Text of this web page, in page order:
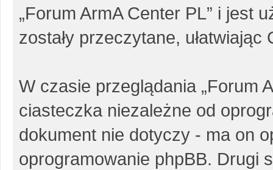
„Forum ArmA Center PL” i jest
zostały przeczytane,
W czasie przeglądania „Forum
ciasteczka niezależne od
dokument nie dotyczy - ma on
oprogramowanie phpBB. Drugi